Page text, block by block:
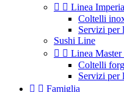
  Linea
Coltelli
Servizi per
Sushi Line
  Linea Master
Coltelli
Servizi per
  Famiglia